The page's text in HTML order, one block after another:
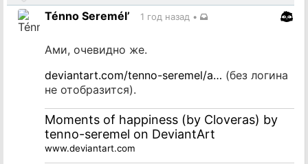
на
источник
Ténno Seremél’ 1 год назад •
Ами, очевидно же.
deviantart.com/tenno-seremel/a… (без логина
не отобразится).
Moments of happiness (by Cloveras) by
tenno-seremel on DeviantArt
www.deviantart.com